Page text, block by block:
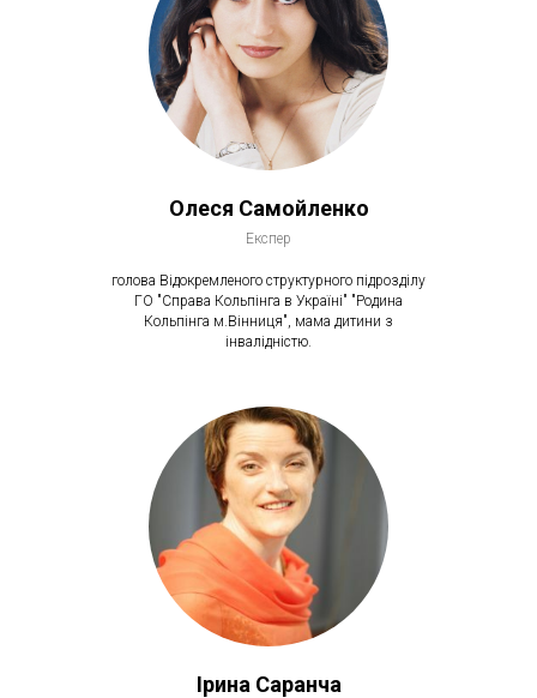
Олеся Самойленко
Експер
голова Відокремленого структурного підрозділу
ГО "Справа Кольпінга в Україні" "Родина
Кольпінга м.Вінниця", мама дитини з
інвалідністю.
Ірина Саранча